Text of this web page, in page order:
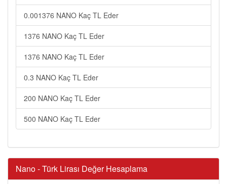
0.001376 NANO Kaç TL Eder
1376 NANO Kaç TL Eder
1376 NANO Kaç TL Eder
0.3 NANO Kaç TL Eder
200 NANO Kaç TL Eder
500 NANO Kaç TL Eder
Nano - Türk Lirası Değer Hesaplama